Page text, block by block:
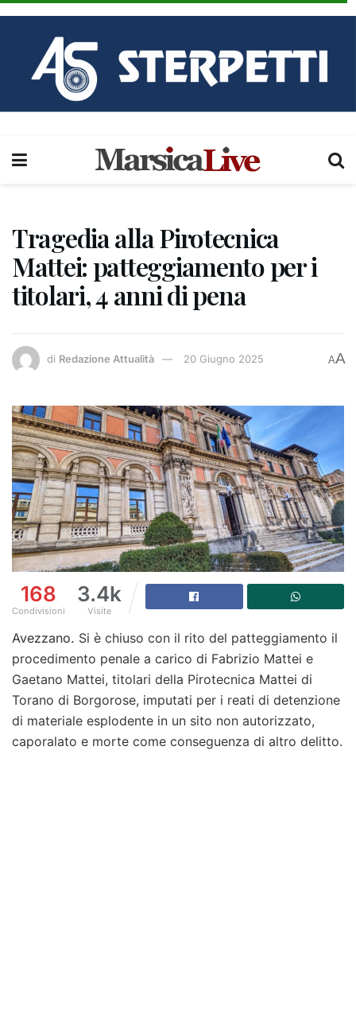
Tragedia alla Pirotecnica
Mattei: patteggiamento per i
titolari, 4 anni di pena
di Redazione Attualità 20 Giugno 2025 AA
168
Condivisioni
3.4k
Visite
Avezzano. Si è chiuso con il rito del patteggiamento il
procedimento penale a carico di Fabrizio Mattei e
Gaetano Mattei, titolari della Pirotecnica Mattei di
Torano di Borgorose, imputati per i reati di detenzione
di materiale esplodente in un sito non autorizzato,
caporalato e morte come conseguenza di altro delitto.